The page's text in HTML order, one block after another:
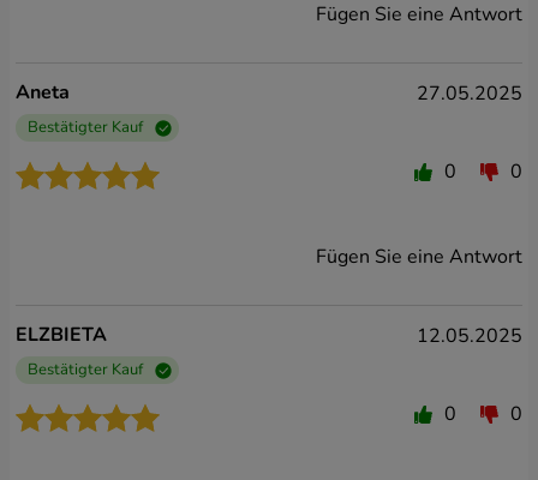
Fügen Sie eine Antwort
Aneta
Bestätigter Kauf
27.05.2025
0 0
Fügen Sie eine Antwort
ELZBIETA
Bestätigter Kauf
12.05.2025
0 0